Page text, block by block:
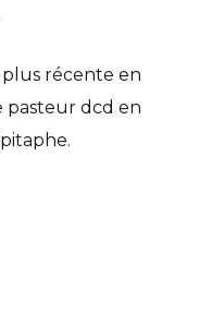
plus récente en
pasteur dcd en